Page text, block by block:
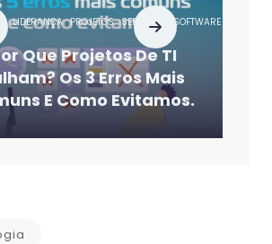
LIDERANÇA PROJETOS SERVIÇOS SOFTWARE
Que Projetos De TI
Os 3 Erros Mais
E Como Evitamos.